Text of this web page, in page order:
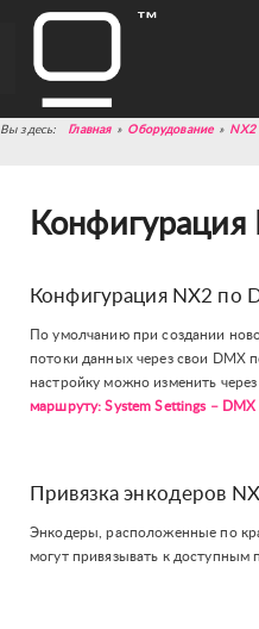
Главная » Оборудование » NX2
Конфигурация
Конфигурация NX2 по
По умолчанию при создании
потоки данных через свои DMX
настройку можно изменить
маршруту: System Settings – DMX
Привязка энкодеров
Энкодеры, расположенные по
могут привязывать к доступным